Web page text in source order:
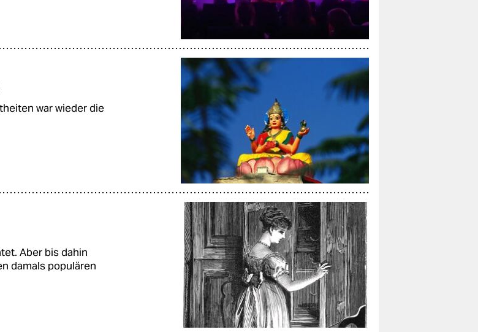
war wieder die
Aber bis dahin
damals populären